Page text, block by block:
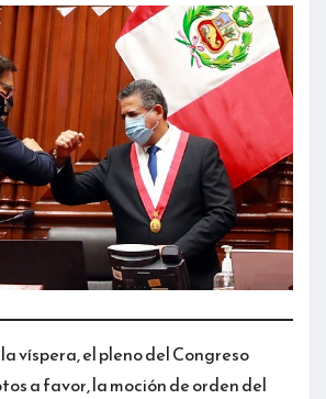
víspera, el pleno del Congreso
a favor, la moción de orden del